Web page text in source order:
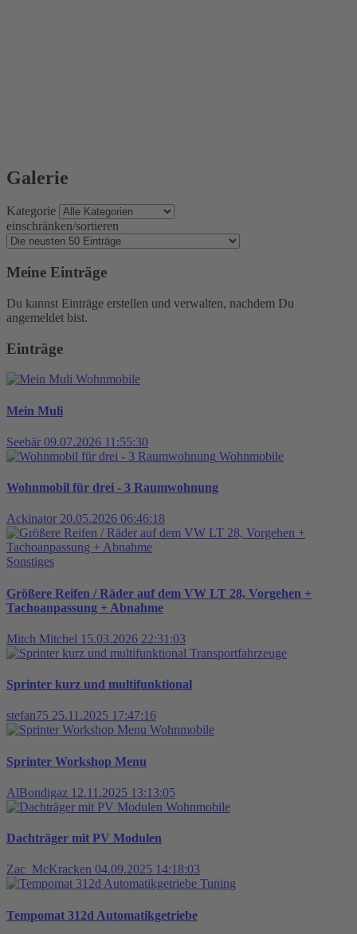
Galerie
Kategorie
einschränken/sortieren
Meine Einträge
Du kannst Einträge erstellen und verwalten, nachdem Du
angemeldet bist.
Einträge
Wohnmobile
Mein Muli
Seebär 09.07.2026 11:55:30
Wohnmobile
Wohnmobil für drei - 3 Raumwohnung
Ackinator 20.05.2026 06:46:18
Sonstiges
Größere Reifen / Räder auf dem VW LT 28, Vorgehen +
Tachoanpassung + Abnahme
Mitch Mitchel 15.03.2026 22:31:03
Transportfahrzeuge
Sprinter kurz und multifunktional
stefan75 25.11.2025 17:47:16
Wohnmobile
Sprinter Workshop Menu
AlBondigaz 12.11.2025 13:13:05
Wohnmobile
Dachträger mit PV Modulen
Zac_McKracken 04.09.2025 14:18:03
Tuning
Tempomat 312d Automatikgetriebe